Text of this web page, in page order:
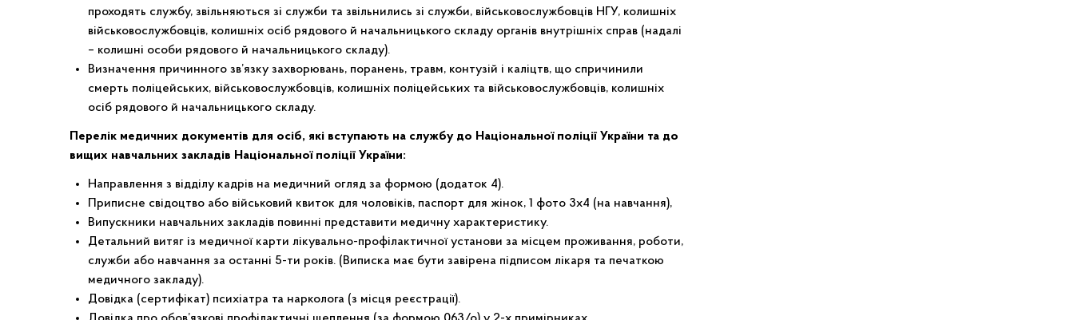
проходять службу, звільняються зі служби та звільнились зі служби, військовослужбовців НГУ, колишніх
військовослужбовців, колишніх осіб рядового й начальницького складу органів внутрішніх справ (надалі
– колишні особи рядового й начальницького складу).
Визначення причинного зв’язку захворювань, поранень, травм, контузій і каліцтв, що спричинили
смерть поліцейських, військовослужбовців, колишніх поліцейських та військовослужбовців, колишніх
осіб рядового й начальницького складу.
Перелік медичних документів для осіб, які вступають на службу до Національної поліції України та до
вищих навчальних закладів Національної поліції України:
Направлення з відділу кадрів на медичний огляд за формою (додаток 4).
Приписне свідоцтво або військовий квиток для чоловіків, паспорт для жінок, 1 фото 3х4 (на навчання),
Випускники навчальних закладів повинні представити медичну характеристику.
Детальний витяг із медичної карти лікувально-профілактичної установи за місцем проживання, роботи,
служби або навчання за останні 5-ти років. (Виписка має бути завірена підписом лікаря та печаткою
медичного закладу).
Довідка (сертифікат) психіатра та нарколога (з місця реєстрації).